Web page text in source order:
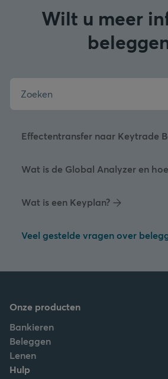
Wilt u meer
Effectentransfer naar Keytrade
Wat is de Global Analyzer en
Wat is een Keyplan?
Veel gestelde vragen over
Onze producten
Bankieren
Beleggen
Lenen
Hulp